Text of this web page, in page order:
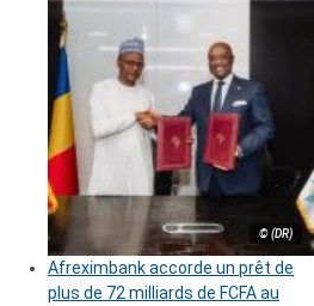
© (DR)
Afreximbank accorde un prêt de
plus de 72 milliards de FCFA au